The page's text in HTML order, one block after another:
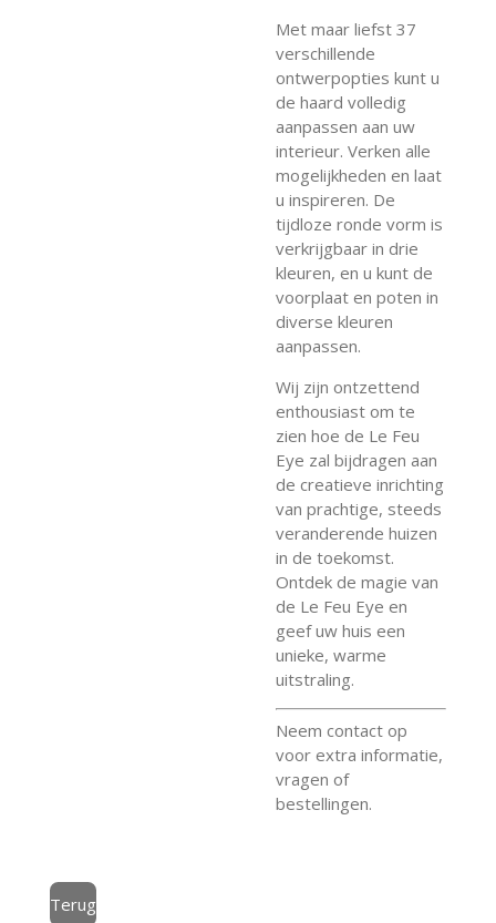
Met maar liefst 37
verschillende
ontwerpopties kunt u
de haard volledig
aanpassen aan uw
interieur. Verken alle
mogelijkheden en laat
u inspireren. De
tijdloze ronde vorm is
verkrijgbaar in drie
kleuren, en u kunt de
voorplaat en poten in
diverse kleuren
aanpassen.
Wij zijn ontzettend
enthousiast om te
zien hoe de Le Feu
Eye zal bijdragen aan
de creatieve inrichting
van prachtige, steeds
veranderende huizen
in de toekomst.
Ontdek de magie van
de Le Feu Eye en
geef uw huis een
unieke, warme
uitstraling.
Neem contact op
voor extra informatie,
vragen of
bestellingen.
Terug